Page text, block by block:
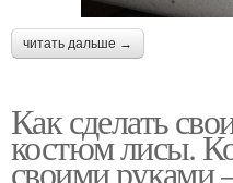
читать дальше →
Как сделать
костюм лисы.
своими руками